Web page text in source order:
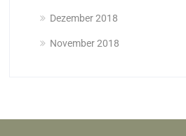
Dezember 2018
November 2018